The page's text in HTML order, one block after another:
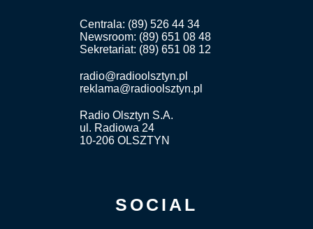
Centrala: (89) 526 44 34
Newsroom: (89) 651 08 48
Sekretariat: (89) 651 08 12
radio@radioolsztyn.pl
reklama@radioolsztyn.pl
Radio Olsztyn S.A.
ul. Radiowa 24
10-206 OLSZTYN
SOCIAL